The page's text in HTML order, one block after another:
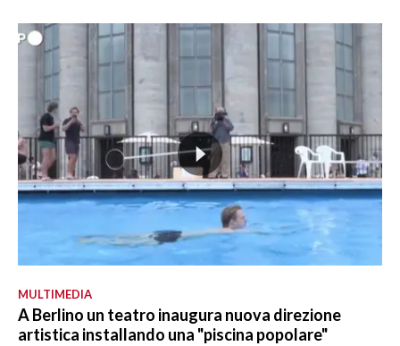
MULTIMEDIA
A Berlino un teatro inaugura nuova direzione
artistica installando una "piscina popolare"